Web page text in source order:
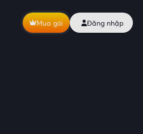
Mua gói Đăng nhập